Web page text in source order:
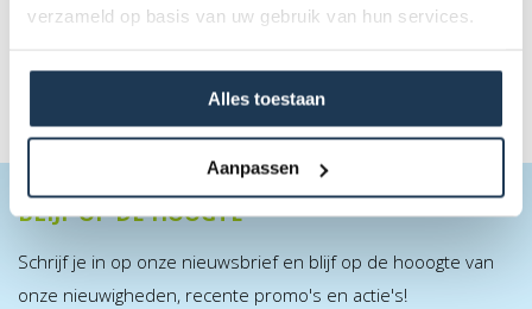
verzameld op basis van uw gebruik van hun services.
Alles toestaan
Aanpassen
BLIJF OP DE HOOGTE
Schrijf je in op onze nieuwsbrief en blijf op de hooogte van
onze nieuwigheden, recente promo's en actie's!